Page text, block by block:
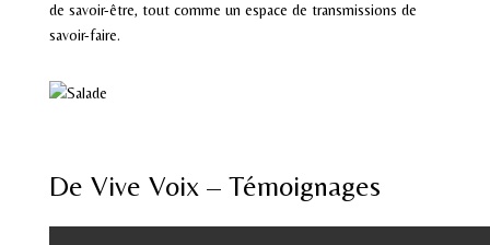
de savoir-être, tout comme un espace de transmissions de
savoir-faire.
De Vive Voix – Témoignages